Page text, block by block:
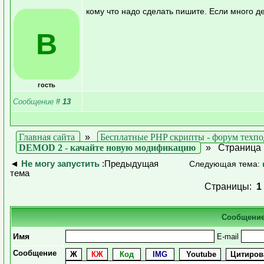
В
гость
кому что надо сделать пишите. Если много
Сообщение # 13
Главная сайта »
Бесплатные PHP скрипты - форум
DEMOD 2 - качайте новую модификацию
» Страница
◄ Не могу запустить :Предыдущая
тема
Следующая тема:
Страницы: 1
Имя
E-mail
Сообщение